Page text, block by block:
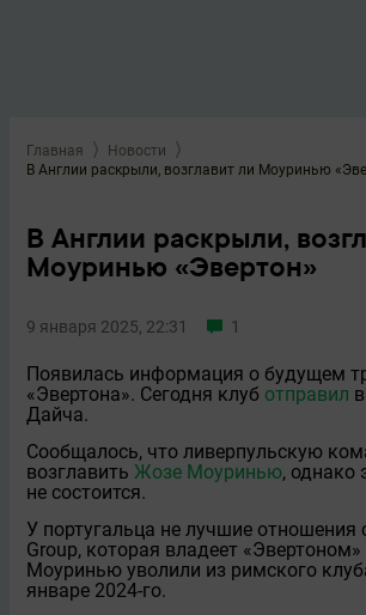
Главная
Новости
В Англии раскрыли, возглавит ли Моуринью
В Англии раскрыли,
Моуринью «Эвертон»
9 января 2025, 22:31 1
Появилась информация о будущем
«Эвертона». Сегодня клуб отправил
Дайча.
Сообщалось, что ливерпульскую
возглавить Жозе Моуринью, однако
не состоится.
У португальца не лучшие отношения
Group, которая владеет
Моуринью уволили из римского
январе 2024-го.